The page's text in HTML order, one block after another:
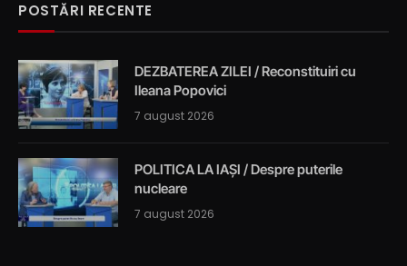
POSTĂRI RECENTE
DEZBATEREA ZILEI / Reconstituiri cu
Ileana Popovici
7 august 2026
POLITICA LA IAȘI / Despre puterile
nucleare
7 august 2026